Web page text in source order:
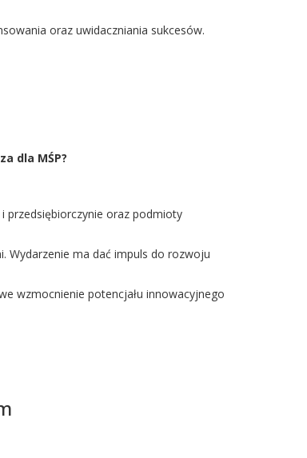
oraz uwidaczniania sukcesów.
dla MŚP?
przedsiębiorczynie oraz podmioty
Wydarzenie ma dać impuls do rozwoju
wzmocnienie potencjału innowacyjnego